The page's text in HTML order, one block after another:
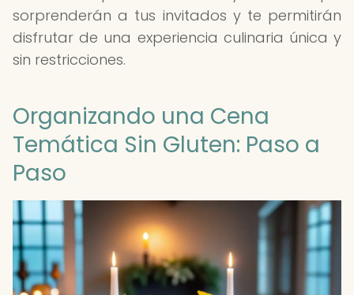
sorprenderán a tus invitados y te permitirán
disfrutar de una experiencia culinaria única y
sin restricciones.
Organizando una Cena
Temática Sin Gluten: Paso a
Paso